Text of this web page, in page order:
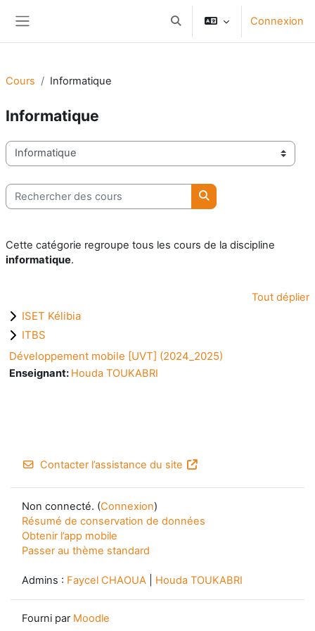
Activer/désactiver la saisie
Connexion
Cours Informatique
Informatique
Catégories de cours
Rechercher des cours
Rechercher des cours
Cette catégorie regroupe tous les cours de la discipline
informatique.
Tout déplier
ISET Kélibia
ITBS
Développement mobile [UVT] (2024_2025)
Enseignant: Houda TOUKABRI
Contacter l’assistance du site
Non connecté. (Connexion)
Résumé de conservation de données
Obtenir l’app mobile
Passer au thème standard
Admins : Faycel CHAOUA Houda TOUKABRI
Fourni par Moodle